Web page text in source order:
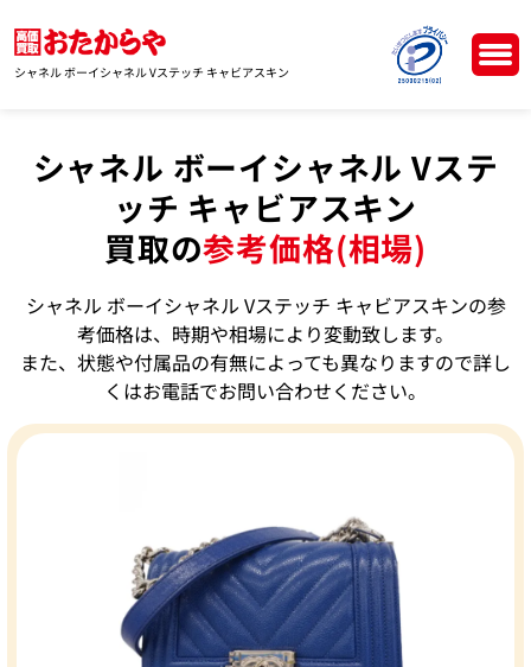
シャネル ボーイシャネル Vステッチ キャビアスキン
シャネル ボーイシャネル Vステ
ッチ キャビアスキン
買取の参考価格(相場)
シャネル ボーイシャネル Vステッチ キャビアスキンの参
考価格は、時期や相場により変動致します。
また、状態や付属品の有無によっても異なりますので詳し
くはお電話でお問い合わせください。